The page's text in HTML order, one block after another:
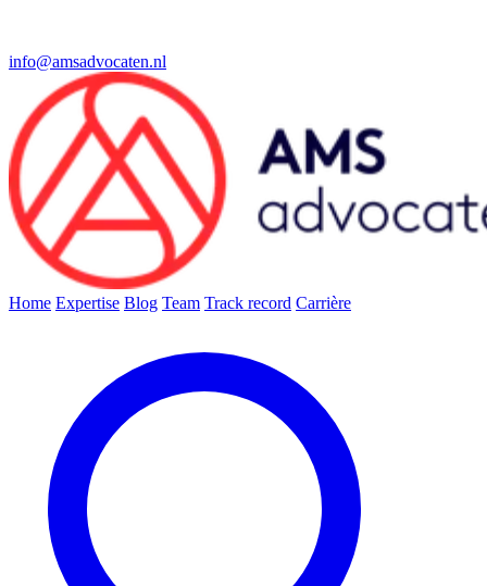
info@amsadvocaten.nl
Home Expertise Blog Team Track record Carrière